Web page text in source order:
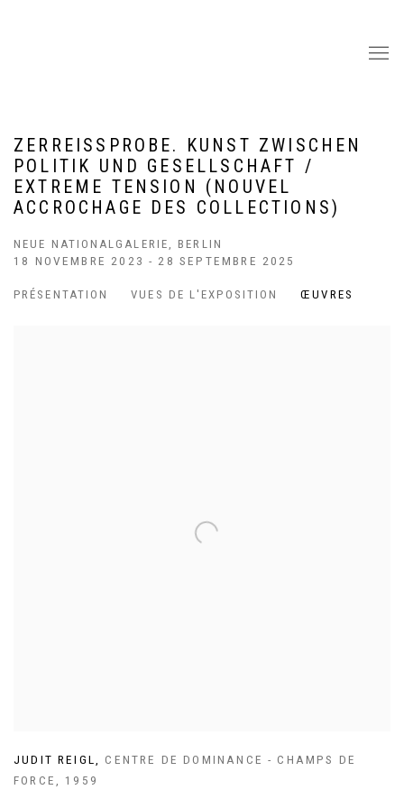
ZERREISSPROBE. KUNST ZWISCHEN P
OLITIK UND GESELLSCHAFT / E
XTREME TENSION (NOUVEL A
CCROCHAGE DES COLLECTIONS)
NEUE NATIONALGALERIE, BERLIN
18 NOVEMBRE 2023 - 28 SEPTEMBRE 2025
PRÉSENTATION VUES DE L'EXPOSITION ŒUVRES
JUDIT REIGL ,CENTRE DE DOMINANCE - CHAMPS DE
FORCE
1959